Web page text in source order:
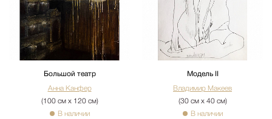
Большой театр
Анна Канфер
(100 см х 120 см)
В наличии
Модель II
Владимир Макеев
(30 см х 40 см)
В наличии